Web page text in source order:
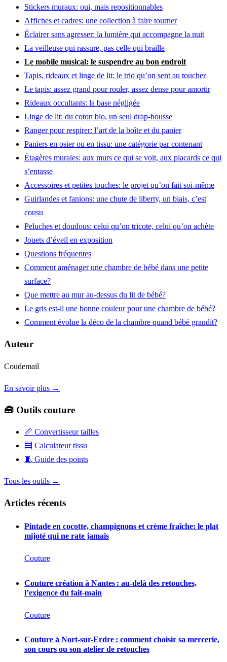
Stickers muraux: oui, mais repositionnables
Affiches et cadres: une collection à faire tourner
Éclairer sans agresser: la lumière qui accompagne la nuit
La veilleuse qui rassure, pas celle qui braille
Le mobile musical: le suspendre au bon endroit
Tapis, rideaux et linge de lit: le trio qu’on sent au toucher
Le tapis: assez grand pour rouler, assez dense pour amortir
Rideaux occultants: la base négligée
Linge de lit: du coton bio, un seul drap-housse
Ranger pour respirer: l’art de la boîte et du panier
Paniers en osier ou en tissu: une catégorie par contenant
Étagères murales: aux murs ce qui se voit, aux placards ce qui
s’entasse
Accessoires et petites touches: le projet qu’on fait soi-même
Guirlandes et fanions: une chute de liberty, un biais, c’est
cousu
Peluches et doudous: celui qu’on tricote, celui qu’on achète
Jouets d’éveil en exposition
Questions fréquentes
Comment aménager une chambre de bébé dans une petite
surface?
Que mettre au mur au-dessus du lit de bébé?
Le gris est-il une bonne couleur pour une chambre de bébé?
Comment évolue la déco de la chambre quand bébé grandit?
Auteur
Coudemail
En savoir plus →
🧰 Outils couture
📏 Convertisseur tailles
🧮 Calculateur tissu
🧵 Guide des points
Tous les outils →
Articles récents
Pintade en cocotte, champignons et crème fraîche: le plat
mijoté qui ne rate jamais
Couture
Couture création à Nantes : au-delà des retouches,
l’exigence du fait-main
Couture
Couture à Nort-sur-Erdre : comment choisir sa mercerie,
son cours ou son atelier de retouches